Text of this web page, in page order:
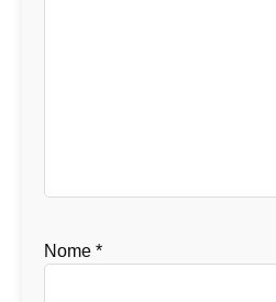
Nome *